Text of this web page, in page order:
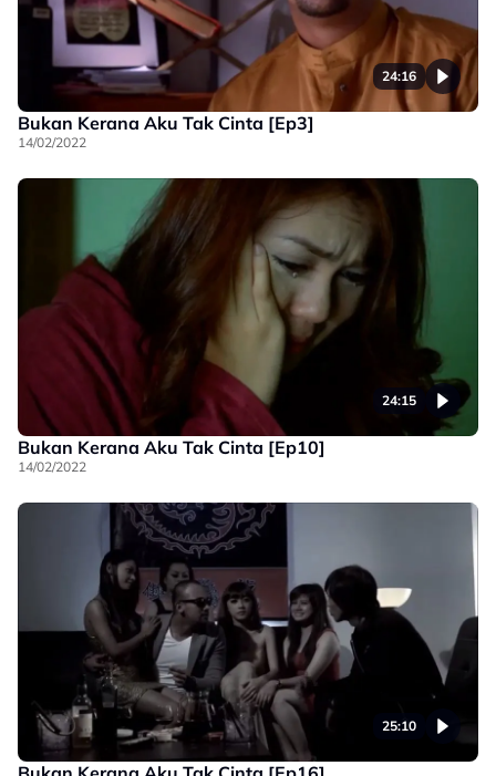
24:16
Bukan Kerana Aku Tak Cinta [Ep3]
14/02/2022
24:15
Bukan Kerana Aku Tak Cinta [Ep10]
14/02/2022
25:10